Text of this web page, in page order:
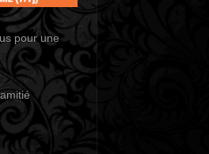
pour une